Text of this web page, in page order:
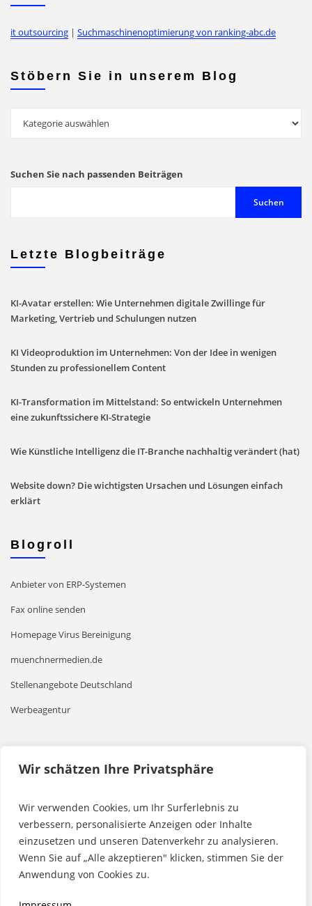
Wir schätzen Ihre Privatsphäre
Wir verwenden Cookies, um Ihr Surferlebnis zu
verbessern, personalisierte Anzeigen oder Inhalte
einzusetzen und unseren Datenverkehr zu analysieren.
Wenn Sie auf „Alle akzeptieren" klicken, stimmen Sie der
Anwendung von Cookies zu.
it outsourcing | Suchmaschinenoptimierung von ranking-abc.de
Stöbern Sie in unserem Blog
Blog
Suchen Sie nach passenden Beiträgen
Suchen
Letzte Blogbeiträge
KI-Avatar erstellen: Wie Unternehmen digitale Zwillinge für
Marketing, Vertrieb und Schulungen nutzen
KI Videoproduktion im Unternehmen: Von der Idee in wenigen
Stunden zu professionellem Content
KI-Transformation im Mittelstand: So entwickeln Unternehmen
eine zukunftssichere KI-Strategie
Wie Künstliche Intelligenz die IT-Branche nachhaltig verändert (hat)
Website down? Die wichtigsten Ursachen und Lösungen einfach
erklärt
Blogroll
Anbieter von ERP-Systemen
Fax online senden
Homepage Virus Bereinigung
muenchnermedien.de
Stellenangebote Deutschland
Werbeagentur
Grafische Gestaltung von Druckerzeugnissen
Mit WordPress Websites erstellen
Mit Drupal Websites erstellen